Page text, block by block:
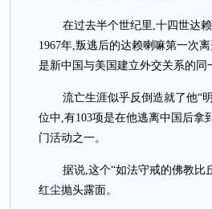
在过去半个世纪里,十四世达
1967年,叛逃后的达赖喇嘛第一次
是新中国与美国建立外交关系的同
流亡生涯似乎反倒造就了他“
位中,有103项是在他逃离中国后拿
门活动之一。
据说,这个“如法守戒的佛教比
红尘抛头露面。